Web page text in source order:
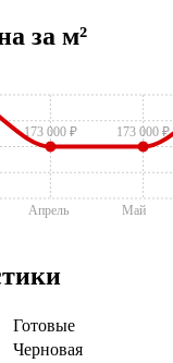
за м²
173 000 ₽ 173 000 ₽
Апрель Май
Готовые
Черновая